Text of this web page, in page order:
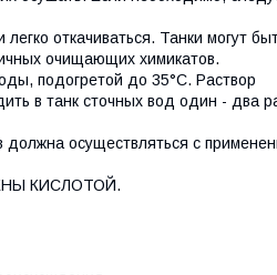
откачиваться. Танки могут
очищающих химикатов.
подогретой до 35°С. Раствор
в танк сточных вод один - два
должна осуществляться с
КИСЛОТОЙ.